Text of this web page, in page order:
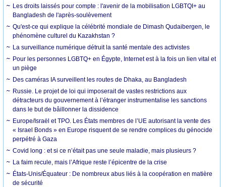
Les droits laissés pour compte : l'avenir de la mobilisation LGBTQI+ au
Bangladesh de l'après-soulèvement
Qu'est-ce qui explique la célébrité mondiale de Dimash Qudaibergen, le
phénomène culturel du Kazakhstan ?
La surveillance numérique détruit la santé mentale des activistes
Pour les personnes LGBTQ+ en Égypte, Internet est à la fois un lien vital et
un piège
Des caméras IA surveillent les routes de Dhaka, au Bangladesh
Russie. Le projet de loi qui imposerait de vastes restrictions aux
détracteurs du gouvernement à l’étranger instrumentalise les sanctions
dans le but de bâillonner la dissidence
Europe/Israël et TPO. Les États membres de l’UE autorisant la vente des
« Israel Bonds » en Europe risquent de se rendre complices du génocide
perpétré à Gaza
Covid long : et si ce n’était pas une seule maladie, mais plusieurs ?
La faim recule, mais l’Afrique reste l’épicentre de la crise
États-Unis/Équateur : De nombreux abus liés à la coopération en matière
de sécurité